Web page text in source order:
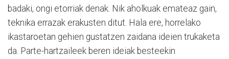
badaki, ongi etorriak denak. Nik aholkuak emateaz gain,
teknika errazak erakusten ditut. Hala ere, horrelako
ikastaroetan gehien gustatzen zaidana ideien trukaketa
da. Parte-hartzaileek beren ideiak besteekin